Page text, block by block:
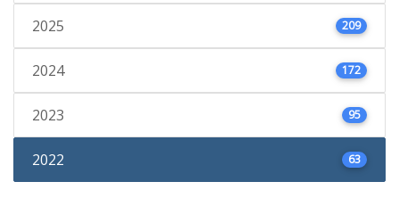
2025 209
2024 172
2023 95
2022 63